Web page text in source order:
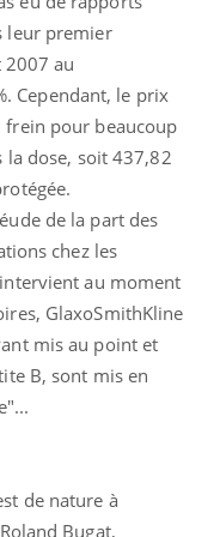
leur premier
au
Cependant, le prix
pour beaucoup
dose, soit 437,82
de la part des
chez les
au moment
GlaxoSmithKline
mis au point et
B, sont mis en
de nature à
Bugat,